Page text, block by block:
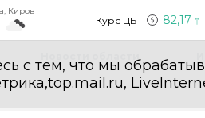
Киров
Курс ЦБ 82,17
с тем, что мы